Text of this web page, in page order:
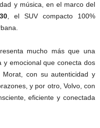
y música, en el marco del
, el SUV compacto 100%
mucho más que una
y emocional que conecta dos
con su autenticidad y
y por otro, Volvo, con
eficiente y conectada